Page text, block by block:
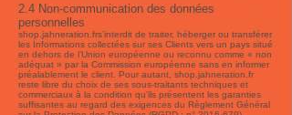
2.4 Non-communication des données
personnelles
shop.jahneration.frs’interdit de traiter, héberger ou transférer
les Informations collectées sur ses Clients vers un pays situé
en dehors de l’Union européenne ou reconnu comme « non
adéquat » par la Commission européenne sans en informer
préalablement le client. Pour autant, shop.jahneration.fr
reste libre du choix de ses sous-traitants techniques et
commerciaux à la condition qu’ils présentent les garanties
suffisantes au regard des exigences du Règlement Général